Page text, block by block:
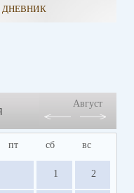
ДНЕВНИК
Август
пт сб вс
1 2